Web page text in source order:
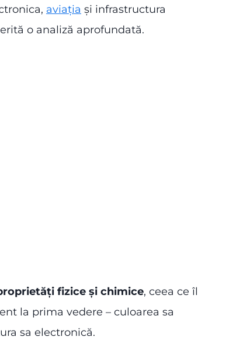
aviația și infrastructura
o analiză aprofundată.
fizice și chimice, ceea ce îl
la prima vedere – culoarea sa
sa electronică.